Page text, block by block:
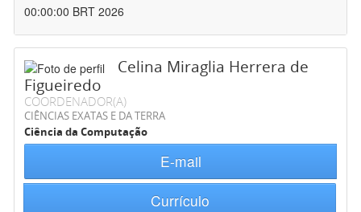
00:00:00 BRT 2026
Celina Miraglia Herrera de
Figueiredo
COORDENADOR(A)
CIÊNCIAS EXATAS E DA TERRA
Ciência da Computação
E-mail
Currículo